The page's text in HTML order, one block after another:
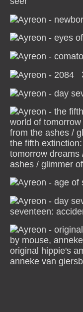
the fifth
tomorrow dreams
ashes / glimmer
seventeen:
original hippie's
anneke van